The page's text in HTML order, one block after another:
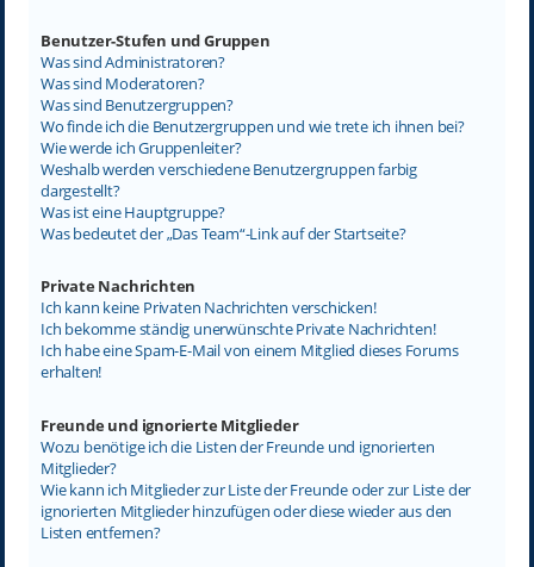
Benutzer-Stufen und Gruppen
Was sind Administratoren?
Was sind Moderatoren?
Was sind Benutzergruppen?
Wo finde ich die Benutzergruppen und wie trete ich ihnen bei?
Wie werde ich Gruppenleiter?
Weshalb werden verschiedene Benutzergruppen farbig
dargestellt?
Was ist eine Hauptgruppe?
Was bedeutet der „Das Team“-Link auf der Startseite?
Private Nachrichten
Ich kann keine Privaten Nachrichten verschicken!
Ich bekomme ständig unerwünschte Private Nachrichten!
Ich habe eine Spam-E-Mail von einem Mitglied dieses Forums
erhalten!
Freunde und ignorierte Mitglieder
Wozu benötige ich die Listen der Freunde und ignorierten
Mitglieder?
Wie kann ich Mitglieder zur Liste der Freunde oder zur Liste der
ignorierten Mitglieder hinzufügen oder diese wieder aus den
Listen entfernen?